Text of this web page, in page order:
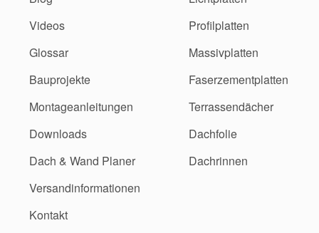
Videos
Glossar
Bauprojekte
Montageanleitungen
Downloads
Dach & Wand Planer
Versandinformationen
Kontakt
Profilplatten
Massivplatten
Faserzementplatten
Terrassendächer
Dachfolie
Dachrinnen